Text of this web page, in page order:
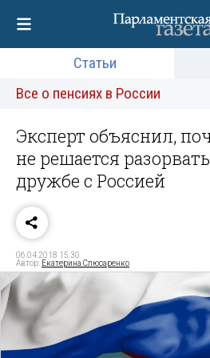
Статьи
Все о пенсиях в России
Эксперт объяснил,
не решается
дружбе с Россией
06.04.2018 15:30
Автор: Екатерина Слюсаренко